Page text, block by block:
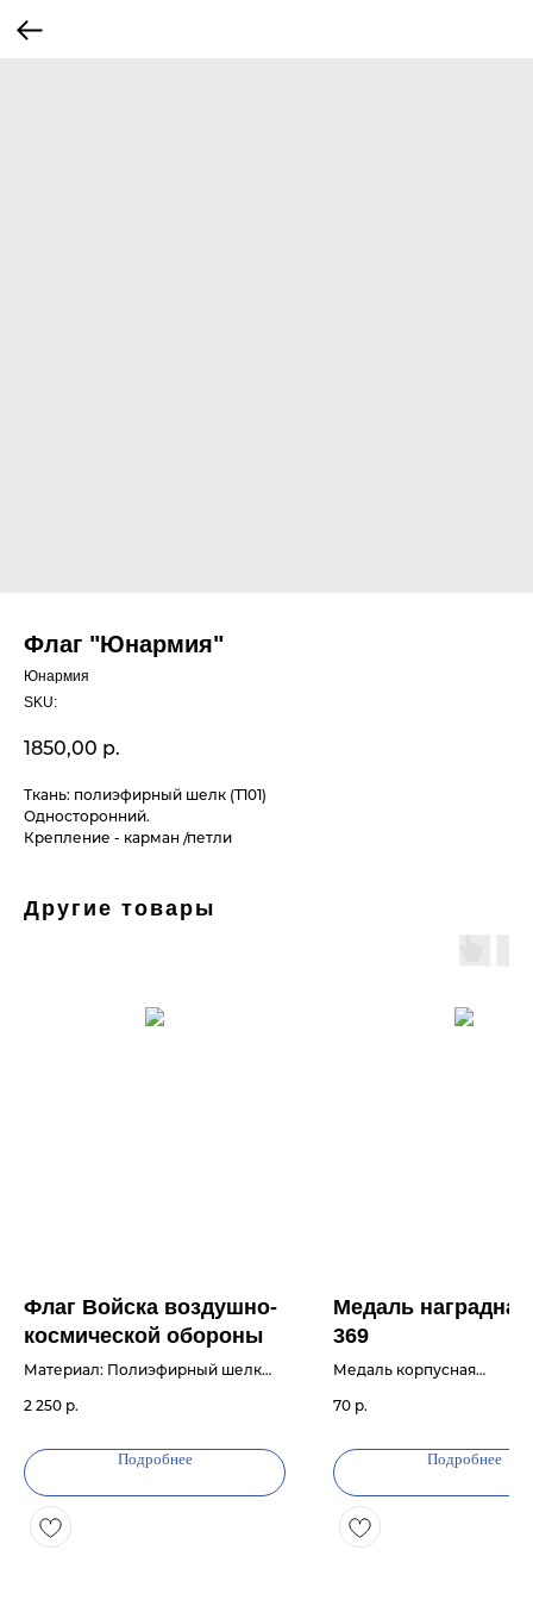
Флаг "Юнармия"
Юнармия
SKU:
1850,00 р.
Ткань: полиэфирный шелк (Т101)
Односторонний.
Крепление - карман /петли
Другие товары
Флаг Войска воздушно-
космической обороны
Материал: Полиэфирный шелк
Вид: Войска воздушно-
Плотность: 70 г/м2
Крепление: Карман-петли
2 250 р.
Подробнее
Медаль
369
Медаль корпусная
«Ника» и вкладышем
70 р.
Подробнее